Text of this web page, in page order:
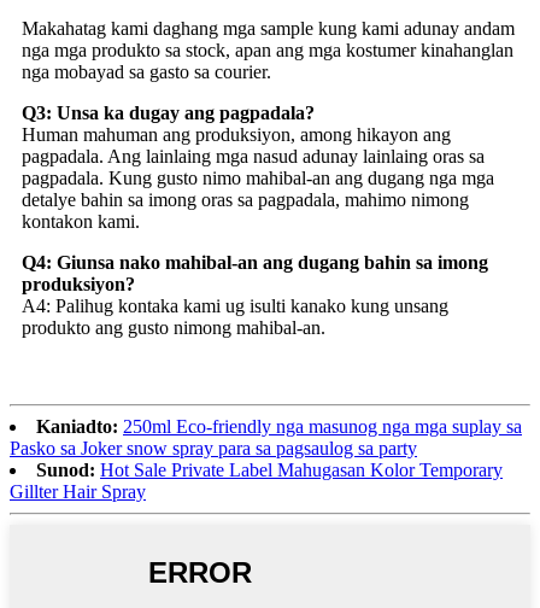
Makahatag kami daghang mga sample kung kami adunay andam
nga mga produkto sa stock, apan ang mga kostumer kinahanglan
nga mobayad sa gasto sa courier.
Q3: Unsa ka dugay ang pagpadala?
Human mahuman ang produksiyon, among hikayon ang
pagpadala. Ang lainlaing mga nasud adunay lainlaing oras sa
pagpadala. Kung gusto nimo mahibal-an ang dugang nga mga
detalye bahin sa imong oras sa pagpadala, mahimo nimong
kontakon kami.
Q4: Giunsa nako mahibal-an ang dugang bahin sa imong
produksiyon?
A4: Palihug kontaka kami ug isulti kanako kung unsang
produkto ang gusto nimong mahibal-an.
Kaniadto: 250ml Eco-friendly nga masunog nga mga suplay sa
Pasko sa Joker snow spray para sa pagsaulog sa party
Sunod: Hot Sale Private Label Mahugasan Kolor Temporary
Gillter Hair Spray